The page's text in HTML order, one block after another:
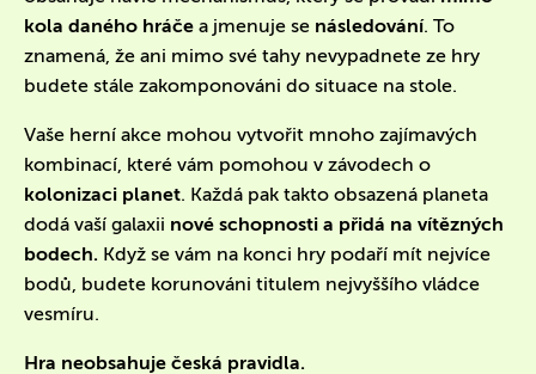
kola daného hráče a jmenuje se následování. To
znamená, že ani mimo své tahy nevypadnete ze hry
budete stále zakomponováni do situace na stole.
Vaše herní akce mohou vytvořit mnoho zajímavých
kombinací, které vám pomohou v závodech o
kolonizaci planet. Každá pak takto obsazená planeta
dodá vaší galaxii nové schopnosti a přidá na vítězných
bodech. Když se vám na konci hry podaří mít nejvíce
bodů, budete korunováni titulem nejvyššího vládce
vesmíru.
Hra neobsahuje česká pravidla.